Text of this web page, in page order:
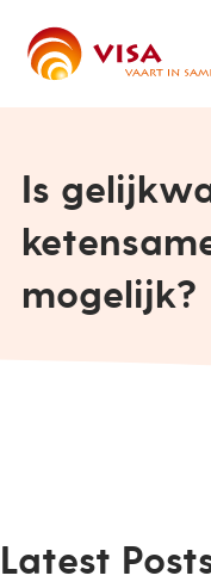
main
Is
mogelijk?
Latest